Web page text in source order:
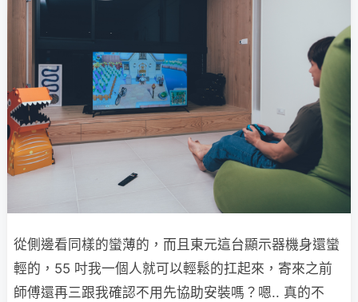
從側邊看同樣的蠻薄的，而且東元這台顯示器機身還蠻
輕的，55 吋我一個人就可以輕鬆的扛起來，寄來之前
師傅還再三跟我確認不用先協助安裝嗎？嗯.. 真的不